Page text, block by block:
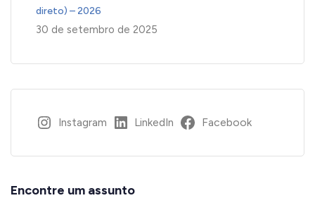
direto) – 2026
30 de setembro de 2025
Instagram LinkedIn Facebook
Encontre um assunto